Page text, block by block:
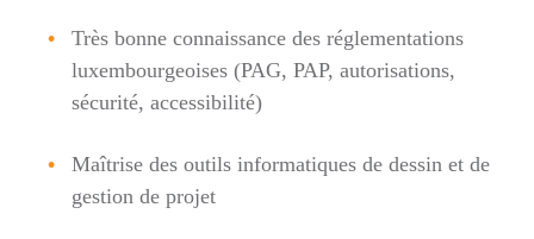
Très bonne connaissance des réglementations
luxembourgeoises (PAG, PAP, autorisations,
sécurité, accessibilité)
Maîtrise des outils informatiques de dessin et de
gestion de projet